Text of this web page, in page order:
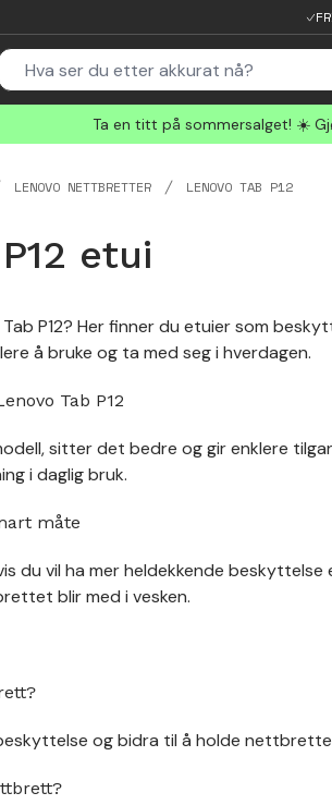
Ta en titt på sommersalget! ☀️
LENOVO NETTBRETTER LENOVO TAB P12
etui
P12? Her finner du etuier som
å bruke og ta med seg i hverdagen.
Tab P12
sitter det bedre og gir enklere
i daglig bruk.
måte
du vil ha mer heldekkende
blir med i vesken.
og bidra til å holde